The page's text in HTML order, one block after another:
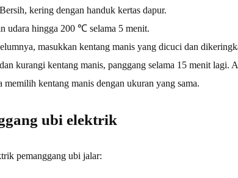
kering dengan handuk kertas dapur.
udara hingga 200 ℃ selama 5 menit.
masukkan kentang manis yang dicuci dan
kurangi kentang manis, panggang selama 15 menit
memilih kentang manis dengan ukuran yang sama.
ubi elektrik
pemanggang ubi jalar: